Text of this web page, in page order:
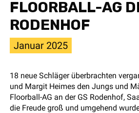
FLOORBALL-AG
RODENHOF
Januar 2025
18 neue Schläger überbrachten
und Margit Heimes den Jungs und
Floorball-AG an der GS Rodenhof,
die Freude groß und umgehend